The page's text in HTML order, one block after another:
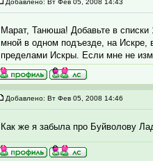
Добавлено: Вт Фев 05, 2008 14:43
Марат, Танюша! Добавьте в
мной в одном подъезде, на
пределами Искры. Если мне не
Добавлено: Вт Фев 05, 2008 14:46
Как же я забыла про Буйволову